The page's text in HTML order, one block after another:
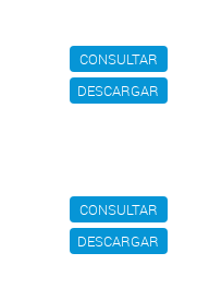
CONSULTAR
DESCARGAR
CONSULTAR
DESCARGAR